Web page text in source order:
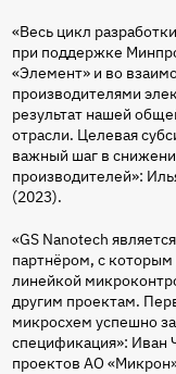
«Весь цикл
при поддержке
«Элемент» и во
производителями
результат нашей
отрасли. Целевая
важный шаг в
производителей»:
(2023).
«GS Nanotech
партнёром, с которым
линейкой
другим проектам.
микросхем успешно
спецификация»: Иван
проектов АО